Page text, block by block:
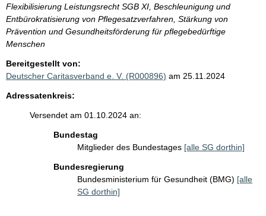
Flexibilisierung Leistungsrecht SGB XI, Beschleunigung und
Entbürokratisierung von Pflegesatzverfahren, Stärkung von
Prävention und Gesundheitsförderung für pflegebedürftige
Menschen
Bereitgestellt von:
Deutscher Caritasverband e. V. (R000896) am 25.11.2024
Adressatenkreis:
Versendet am 01.10.2024 an:
Bundestag
Mitglieder des Bundestages [alle SG dorthin]
Bundesregierung
Bundesministerium für Gesundheit (BMG) [alle
SG dorthin]